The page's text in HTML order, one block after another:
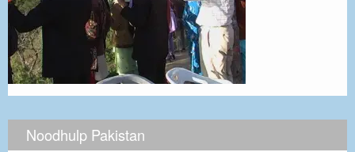
Noodhulp Pakistan